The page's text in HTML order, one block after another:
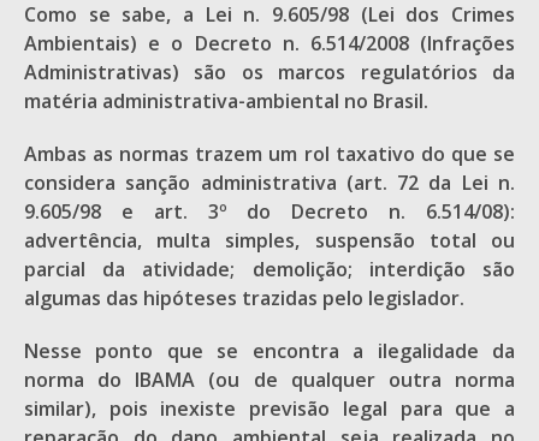
Como se sabe, a Lei n. 9.605/98 (Lei dos Crimes
Ambientais) e o Decreto n. 6.514/2008 (Infrações
Administrativas) são os marcos regulatórios da
matéria administrativa-ambiental no Brasil.
Ambas as normas trazem um rol taxativo do que se
considera sanção administrativa (art. 72 da Lei n.
9.605/98 e art. 3º do Decreto n. 6.514/08):
advertência, multa simples, suspensão total ou
parcial da atividade; demolição; interdição são
algumas das hipóteses trazidas pelo legislador.
Nesse ponto que se encontra a ilegalidade da
norma do IBAMA (ou de qualquer outra norma
similar), pois inexiste previsão legal para que a